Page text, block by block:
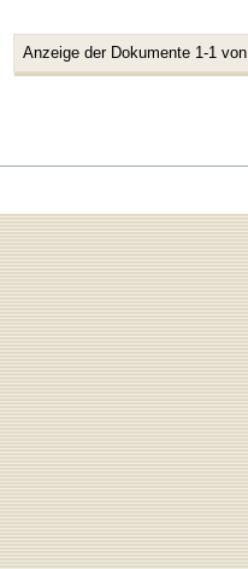
Anzeige der Dokumente 1-1 von